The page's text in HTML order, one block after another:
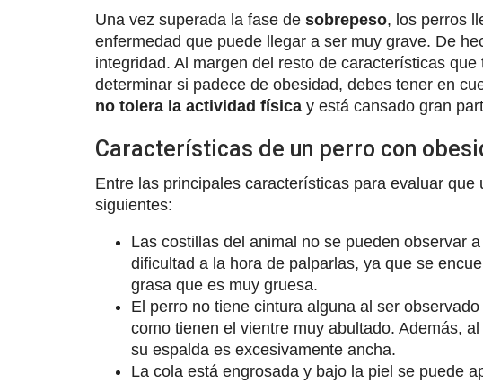
Una vez superada la fase de sobrepeso, los perros
enfermedad que puede llegar a ser muy grave. De
integridad. Al margen del resto de características
determinar si padece de obesidad, debes tener en
no tolera la actividad física y está cansado gran
Características de un perro con
Entre las principales características para evaluar
siguientes:
Las costillas del animal no se pueden observar
dificultad a la hora de palparlas, ya que se
grasa que es muy gruesa.
El perro no tiene cintura alguna al ser
como tienen el vientre muy abultado. Además,
su espalda es excesivamente ancha.
La cola está engrosada y bajo la piel se puede